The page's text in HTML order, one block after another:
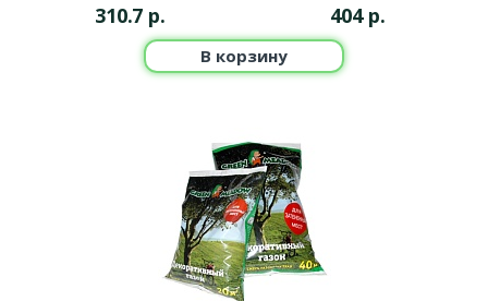
310.7 р. 404 р.
В корзину